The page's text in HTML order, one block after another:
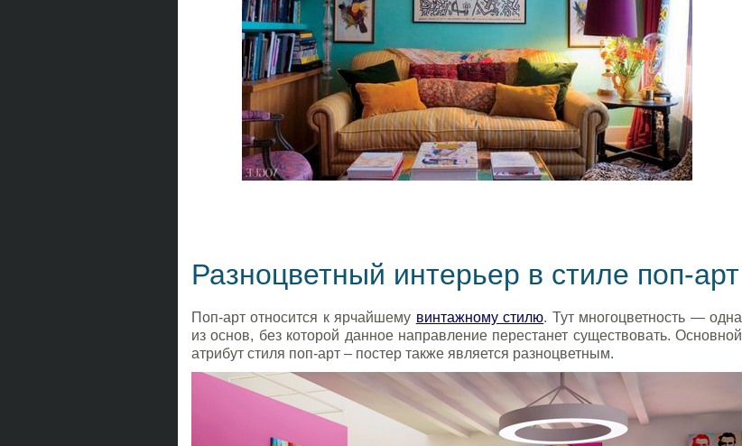
Разноцветный интерьер в стиле поп-арт
Поп-арт относится к ярчайшему винтажному стилю. Тут многоцветность — одна
из основ, без которой данное направление перестанет существовать. Основной
атрибут стиля поп-арт – постер также является разноцветным.